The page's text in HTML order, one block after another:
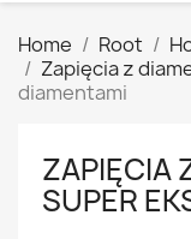
Home Root
Zapięcia z
diamentami
ZAPIĘCIA
SUPER